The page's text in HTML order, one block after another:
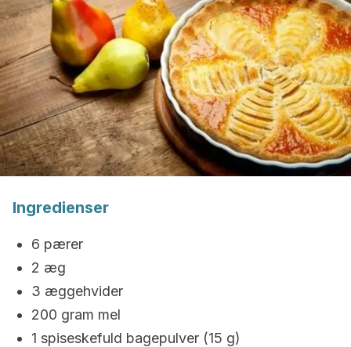
Ingredienser
6 pærer
2 æg
3 æggehvider
200 gram mel
1 spiseskefuld bagepulver (15 g)